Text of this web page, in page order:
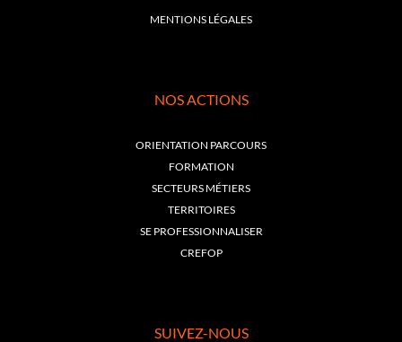
MENTIONS LÉGALES
NOS ACTIONS
ORIENTATION PARCOURS
FORMATION
SECTEURS MÉTIERS
TERRITOIRES
SE PROFESSIONNALISER
CREFOP
SUIVEZ-NOUS